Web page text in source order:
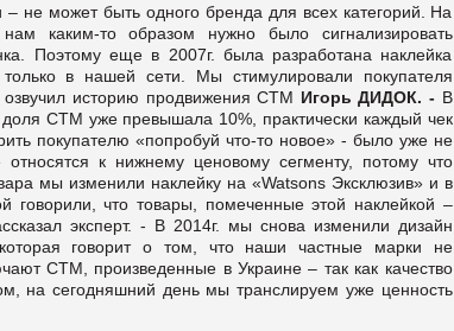
может быть одного бренда для всех категорий. На
каким-то образом нужно было сигнализировать
Поэтому еще в 2007г. была разработана наклейка
в нашей сети. Мы стимулировали покупателя
озвучил историю продвижения СТМ Игорь ДИДОК. - В
СТМ уже превышала 10%, практически каждый чек
покупателю «попробуй что-то новое» - было уже не
к нижнему ценовому сегменту, потому что
мы изменили наклейку на «Watsons Эксклюзив» и в
говорили, что товары, помеченные этой наклейкой –
эксперт. - В 2014г. мы снова изменили дизайн
говорит о том, что наши частные марки не
СТМ, произведенные в Украине – так как качество
на сегодняшний день мы транслируем уже ценность